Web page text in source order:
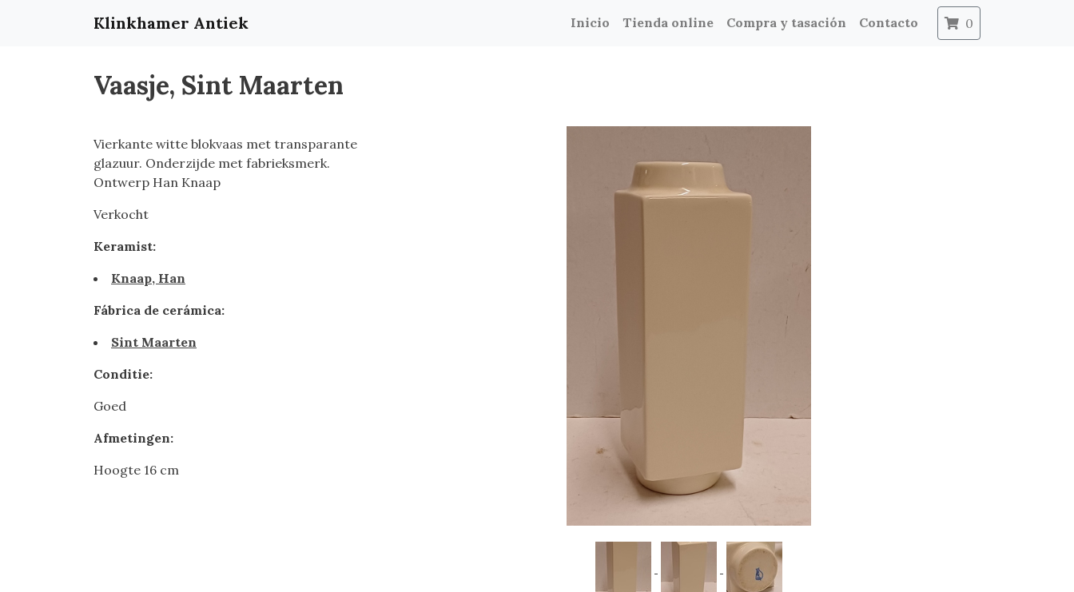
Klinkhamer Antiek Inicio Tienda online Compra y tasación Contacto 0
Vaasje, Sint Maarten
Vierkante witte blokvaas met transparante
glazuur. Onderzijde met fabrieksmerk.
Ontwerp Han Knaap
Verkocht
Keramist:
Knaap, Han
Fábrica de cerámica:
Sint Maarten
Conditie:
Goed
Afmetingen:
Hoogte 16 cm